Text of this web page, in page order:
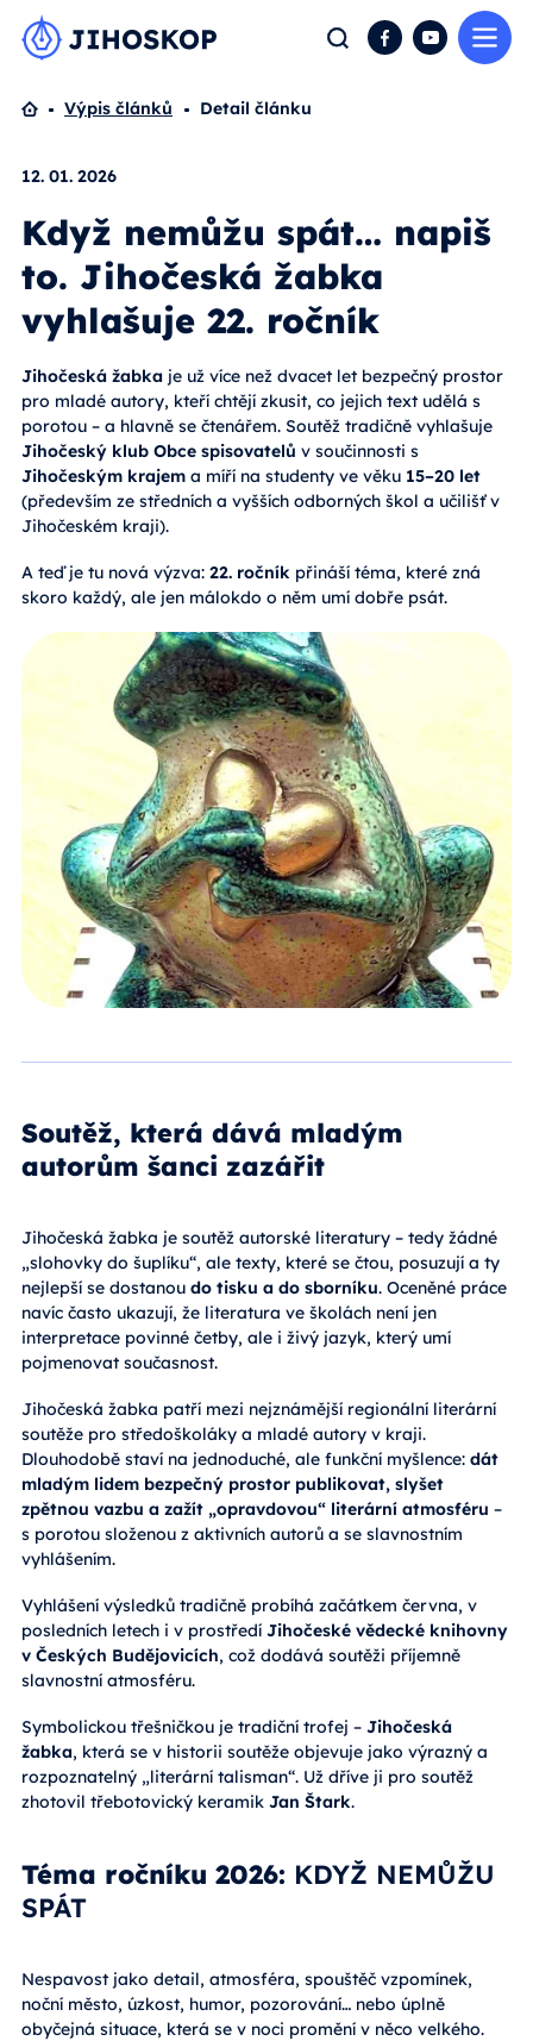
Hledat FacebookYouTube
Domů
Výpis článků Detail článku
12. 01. 2026
Když nemůžu spát… napiš
to. Jihočeská žabka
vyhlašuje 22. ročník
Jihočeská žabka je už více než dvacet let bezpečný prostor
pro mladé autory, kteří chtějí zkusit, co jejich text udělá s
porotou – a hlavně se čtenářem. Soutěž tradičně vyhlašuje
Jihočeský klub Obce spisovatelů v součinnosti s
Jihočeským krajem a míří na studenty ve věku 15–20 let
(především ze středních a vyšších odborných škol a učilišť v
Jihočeském kraji).
A teď je tu nová výzva: 22. ročník přináší téma, které zná
skoro každý, ale jen málokdo o něm umí dobře psát.
Soutěž, která dává mladým
autorům šanci zazářit
Jihočeská žabka je soutěž autorské literatury – tedy žádné
„slohovky do šuplíku“, ale texty, které se čtou, posuzují a ty
nejlepší se dostanou do tisku a do sborníku. Oceněné práce
navíc často ukazují, že literatura ve školách není jen
interpretace povinné četby, ale i živý jazyk, který umí
pojmenovat současnost.
Jihočeská žabka patří mezi nejznámější regionální literární
soutěže pro středoškoláky a mladé autory v kraji.
Dlouhodobě staví na jednoduché, ale funkční myšlence: dát
mladým lidem bezpečný prostor publikovat, slyšet
zpětnou vazbu a zažít „opravdovou“ literární atmosféru –
s porotou složenou z aktivních autorů a se slavnostním
vyhlášením.
Vyhlášení výsledků tradičně probíhá začátkem června, v
posledních letech i v prostředí Jihočeské vědecké knihovny
v Českých Budějovicích, což dodává soutěži příjemně
slavnostní atmosféru.
Symbolickou třešničkou je tradiční trofej – Jihočeská
žabka, která se v historii soutěže objevuje jako výrazný a
rozpoznatelný „literární talisman“. Už dříve ji pro soutěž
zhotovil třebotovický keramik Jan Štark.
Téma ročníku 2026: KDYŽ NEMŮŽU
SPÁT
Nespavost jako detail, atmosféra, spouštěč vzpomínek,
noční město, úzkost, humor, pozorování… nebo úplně
obyčejná situace, která se v noci promění v něco velkého.